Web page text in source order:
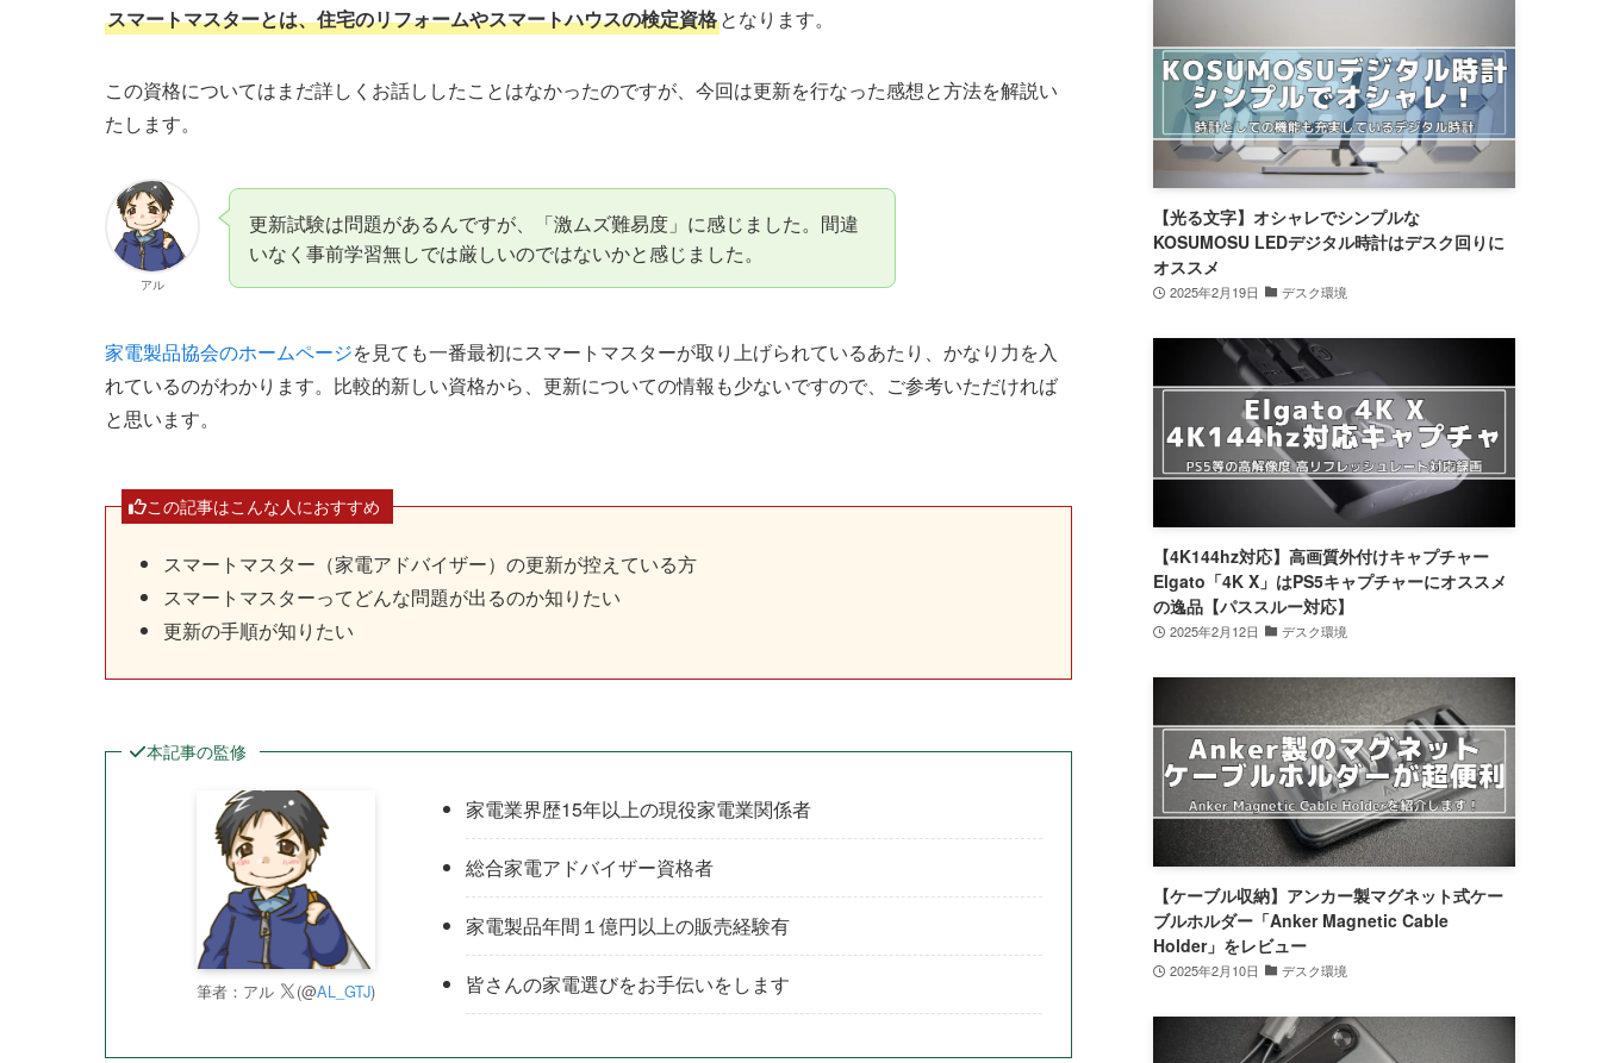
スマートマスターとは、住宅のリフォームやスマートハウスの検定資格となります。
この資格についてはまだ詳しくお話ししたことはなかったのですが、今回は更新を行なった感想と方法を解説い
たします。
アル
更新試験は問題があるんですが、「激ムズ難易度」に感じました。間違
いなく事前学習無しでは厳しいのではないかと感じました。
家電製品協会のホームページを見ても一番最初にスマートマスターが取り上げられているあたり、かなり力を入
れているのがわかります。比較的新しい資格から、更新についての情報も少ないですので、ご参考いただければ
と思います。
この記事はこんな人におすすめ
スマートマスター（家電アドバイザー）の更新が控えている方
スマートマスターってどんな問題が出るのか知りたい
更新の手順が知りたい
本記事の監修
筆者：アル (@AL_GTJ)
家電業界歴15年以上の現役家電業関係者
総合家電アドバイザー資格者
家電製品年間１億円以上の販売経験有
皆さんの家電選びをお手伝いをします
【光る文字】オシャレでシンプルな
KOSUMOSU LEDデジタル時計はデスク回りに
オススメ
2025年2月19日 デスク環境
【4K144hz対応】高画質外付けキャプチャー
Elgato「4K X」はPS5キャプチャーにオススメ
の逸品【パススルー対応】
2025年2月12日 デスク環境
【ケーブル収納】アンカー製マグネット式ケー
ブルホルダー「Anker Magnetic Cable
Holder」をレビュー
2025年2月10日 デスク環境